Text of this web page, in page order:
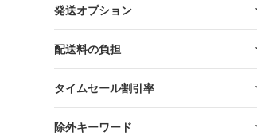
発送オプション
配送料の負担
タイムセール割引率
除外キーワード